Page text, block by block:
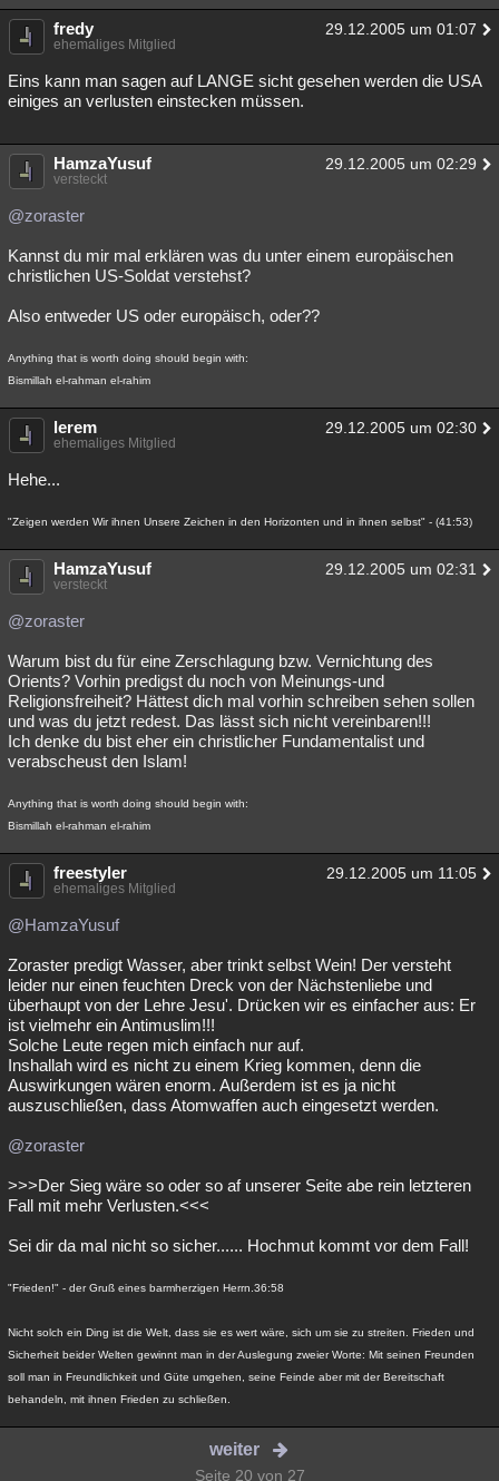
fredy 29.12.2005 um 01:07
ehemaliges Mitglied
Eins kann man sagen auf LANGE sicht gesehen werden die USA
einiges an verlusten einstecken müssen.
HamzaYusuf 29.12.2005 um 02:29
versteckt
@zoraster
Kannst du mir mal erklären was du unter einem europäischen
christlichen US-Soldat verstehst?
Also entweder US oder europäisch, oder??
Anything that is worth doing should begin with:
Bismillah el-rahman el-rahim
lerem 29.12.2005 um 02:30
ehemaliges Mitglied
Hehe...
"Zeigen werden Wir ihnen Unsere Zeichen in den Horizonten und in ihnen selbst" - (41:53)
HamzaYusuf 29.12.2005 um 02:31
versteckt
@zoraster
Warum bist du für eine Zerschlagung bzw. Vernichtung des
Orients? Vorhin predigst du noch von Meinungs-und
Religionsfreiheit? Hättest dich mal vorhin schreiben sehen sollen
und was du jetzt redest. Das lässt sich nicht vereinbaren!!!
Ich denke du bist eher ein christlicher Fundamentalist und
verabscheust den Islam!
Anything that is worth doing should begin with:
Bismillah el-rahman el-rahim
freestyler 29.12.2005 um 11:05
ehemaliges Mitglied
@HamzaYusuf
Zoraster predigt Wasser, aber trinkt selbst Wein! Der versteht
leider nur einen feuchten Dreck von der Nächstenliebe und
überhaupt von der Lehre Jesu'. Drücken wir es einfacher aus: Er
ist vielmehr ein Antimuslim!!!
Solche Leute regen mich einfach nur auf.
Inshallah wird es nicht zu einem Krieg kommen, denn die
Auswirkungen wären enorm. Außerdem ist es ja nicht
auszuschließen, dass Atomwaffen auch eingesetzt werden.
@zoraster
>>>Der Sieg wäre so oder so af unserer Seite abe rein letzteren
Fall mit mehr Verlusten.<<<
Sei dir da mal nicht so sicher...... Hochmut kommt vor dem Fall!
"Frieden!" - der Gruß eines barmherzigen Herrn.36:58
Nicht solch ein Ding ist die Welt, dass sie es wert wäre, sich um sie zu streiten. Frieden und
Sicherheit beider Welten gewinnt man in der Auslegung zweier Worte: Mit seinen Freunden
soll man in Freundlichkeit und Güte umgehen, seine Feinde aber mit der Bereitschaft
behandeln, mit ihnen Frieden zu schließen.
weiter
Seite 20 von 27